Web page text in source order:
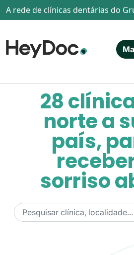
Passar para o conteúdo principal
A rede de clínicas dentárias do
28
norte a
país,
sorriso